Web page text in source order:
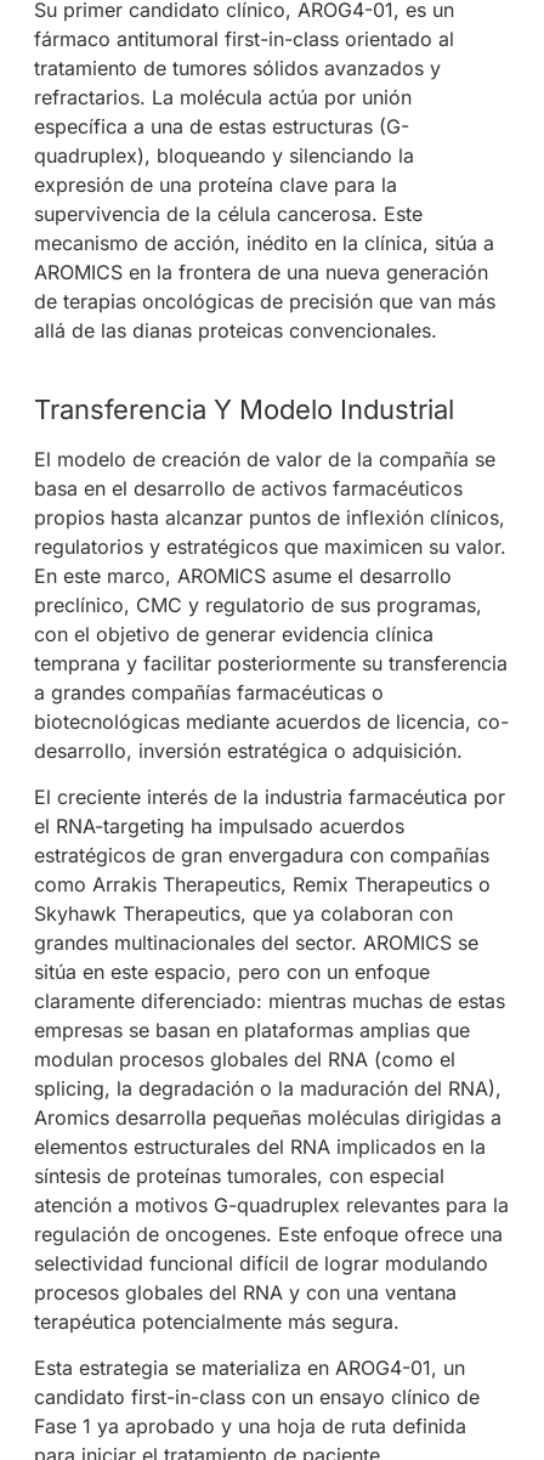
Su primer candidato clínico, AROG4-01, es un
fármaco antitumoral first-in-class orientado al
tratamiento de tumores sólidos avanzados y
refractarios. La molécula actúa por unión
específica a una de estas estructuras (G-
quadruplex), bloqueando y silenciando la
expresión de una proteína clave para la
supervivencia de la célula cancerosa. Este
mecanismo de acción, inédito en la clínica, sitúa a
AROMICS en la frontera de una nueva generación
de terapias oncológicas de precisión que van más
allá de las dianas proteicas convencionales.
Transferencia Y Modelo Industrial
El modelo de creación de valor de la compañía se
basa en el desarrollo de activos farmacéuticos
propios hasta alcanzar puntos de inflexión clínicos,
regulatorios y estratégicos que maximicen su valor.
En este marco, AROMICS asume el desarrollo
preclínico, CMC y regulatorio de sus programas,
con el objetivo de generar evidencia clínica
temprana y facilitar posteriormente su transferencia
a grandes compañías farmacéuticas o
biotecnológicas mediante acuerdos de licencia, co-
desarrollo, inversión estratégica o adquisición.
El creciente interés de la industria farmacéutica por
el RNA-targeting ha impulsado acuerdos
estratégicos de gran envergadura con compañías
como Arrakis Therapeutics, Remix Therapeutics o
Skyhawk Therapeutics, que ya colaboran con
grandes multinacionales del sector. AROMICS se
sitúa en este espacio, pero con un enfoque
claramente diferenciado: mientras muchas de estas
empresas se basan en plataformas amplias que
modulan procesos globales del RNA (como el
splicing, la degradación o la maduración del RNA),
Aromics desarrolla pequeñas moléculas dirigidas a
elementos estructurales del RNA implicados en la
síntesis de proteínas tumorales, con especial
atención a motivos G-quadruplex relevantes para la
regulación de oncogenes. Este enfoque ofrece una
selectividad funcional difícil de lograr modulando
procesos globales del RNA y con una ventana
terapéutica potencialmente más segura.
Esta estrategia se materializa en AROG4-01, un
candidato first-in-class con un ensayo clínico de
Fase 1 ya aprobado y una hoja de ruta definida